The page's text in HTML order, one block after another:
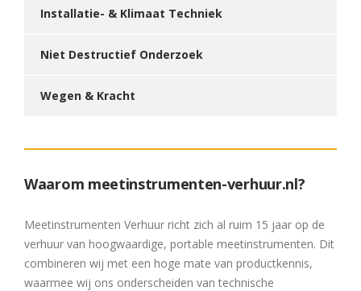
Installatie- & Klimaat Techniek
Niet Destructief Onderzoek
Wegen & Kracht
Waarom meetinstrumenten-verhuur.nl?
Meetinstrumenten Verhuur richt zich al ruim 15 jaar op de
verhuur van hoogwaardige, portable meetinstrumenten. Dit
combineren wij met een hoge mate van productkennis,
waarmee wij ons onderscheiden van technische